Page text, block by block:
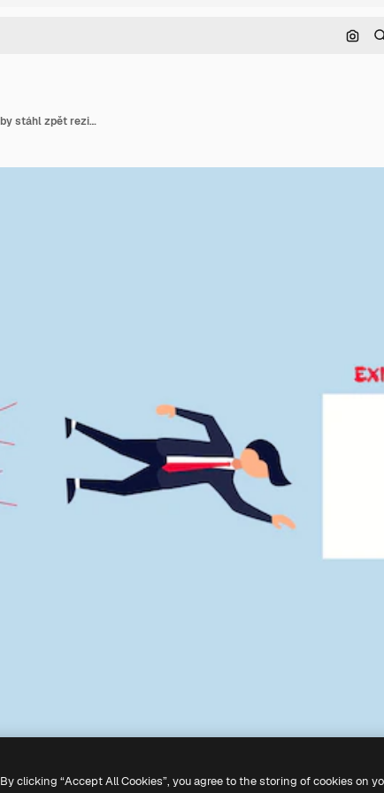
Snížení míry odchodu důležitých talentů, šéf drží magnet, aby stáhl zpět rezignovaného nebo odcházejícího zaměstnance
By clicking “Accept All Cookies”, you agree to the storing of cookies on